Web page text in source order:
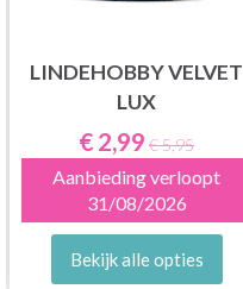
LINDEHOBBY VELVET
LUX
€ 2,99 € 5,95
Aanbieding verloopt
31/08/2026
Bekijk alle opties